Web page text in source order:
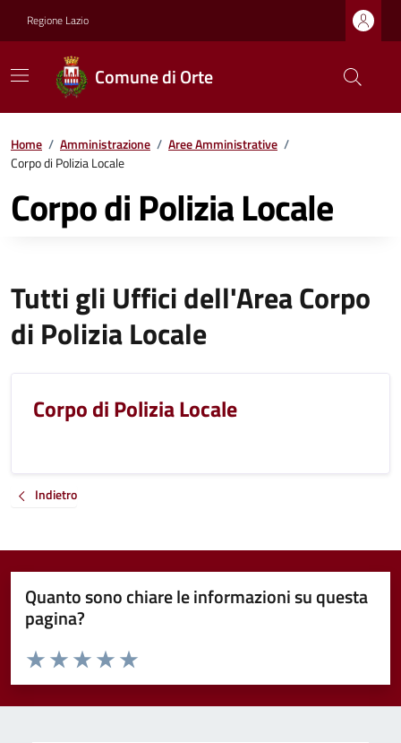
Regione Lazio
Comune di Orte
Home / Amministrazione / Aree Amministrative /
Corpo di Polizia Locale
Corpo di Polizia Locale
Tutti gli Uffici dell'Area Corpo
di Polizia Locale
Corpo di Polizia Locale
Indietro
Quanto sono chiare le informazioni su questa
pagina?
Valuta da 1 a 5 stelle la pagina
Valuta 5 stelle su 5
Valuta 4 stelle su 5
Valuta 3 stelle su 5
Valuta 2 stelle su 5
Valuta 1 stelle su 5